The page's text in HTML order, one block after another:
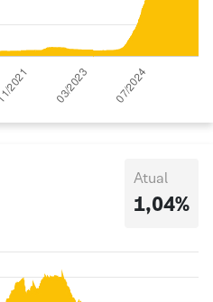
Atual
1,04%